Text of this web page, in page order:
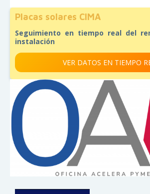
Placas solares CIMA
Seguimiento en tiempo real del
instalación
VER DATOS EN TIEMPO